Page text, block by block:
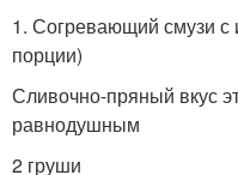
1. Согревающий смузи
порции)
Сливочно-пряный вкус
равнодушным
2 груши